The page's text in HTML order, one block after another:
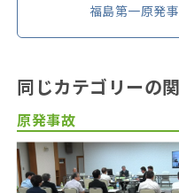
福島第一原発
同じカテゴリーの
原発事故